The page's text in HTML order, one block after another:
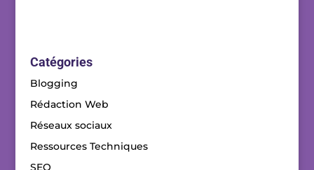
Catégories
Blogging
Rédaction Web
Réseaux sociaux
Ressources Techniques
SEO